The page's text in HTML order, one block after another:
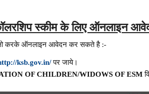
स्कीम के लिए ऑनलाइन
करके ऑनलाइन आवेदन कर सकते है :-
ksb.gov.in/पर जाये।
OF CHILDREN/WIDOWS OF ESM